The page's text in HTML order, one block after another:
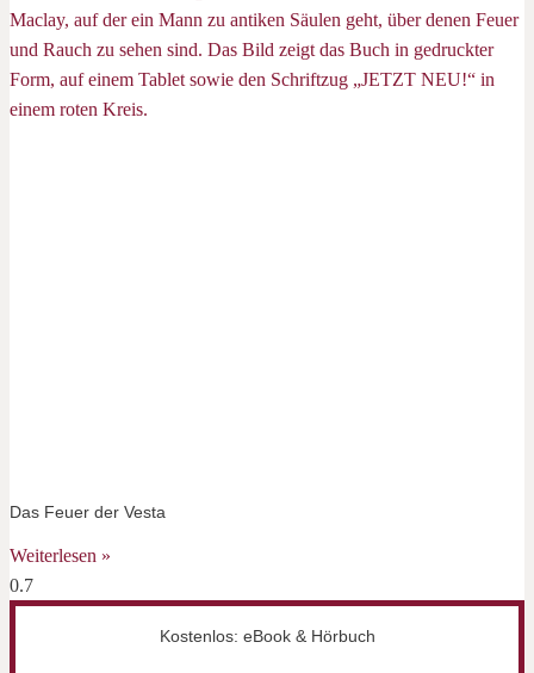
Das Feuer der Vesta
Weiterlesen »
Kostenlos: eBook & Hörbuch